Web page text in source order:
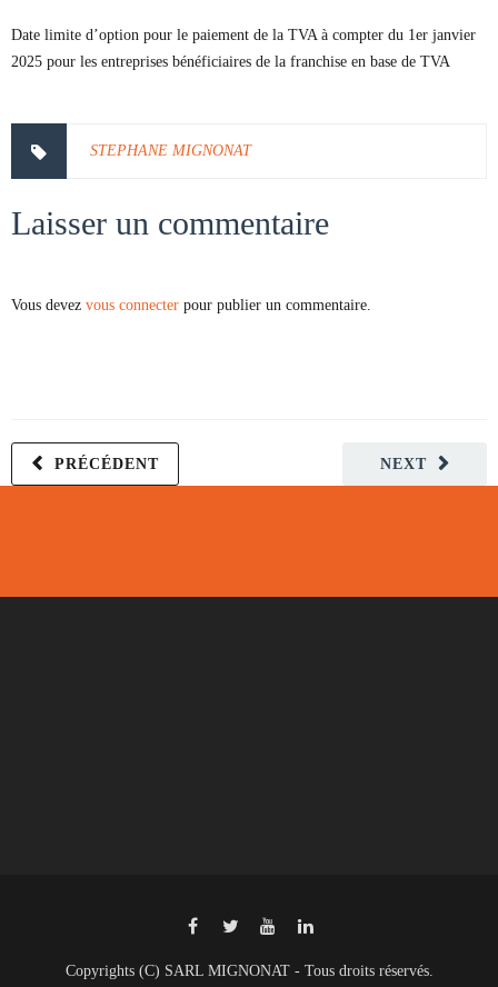
Date limite d’option pour le paiement de la TVA à compter du 1er janvier
2025 pour les entreprises bénéficiaires de la franchise en base de TVA
STEPHANE MIGNONAT
Laisser un commentaire
Vous devez vous connecter pour publier un commentaire.
NEXT
PRÉCÉDENT
Copyrights (C) SARL MIGNONAT - Tous droits réservés.